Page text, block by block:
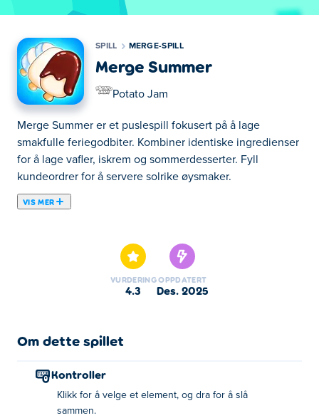
SPILL MERGE-SPILL
Merge Summer
Potato Jam
Merge Summer er et puslespill fokusert på å lage
smakfulle feriegodbiter. Kombiner identiske ingredienser
for å lage vafler, iskrem og sommerdesserter. Fyll
kundeordrer for å servere solrike øysmaker.
VIS MER
Start med en enkel vaffel, og slå deretter sammen to
vafler for å lage en enda deiligere vaffel toppet med
bananer. Jo mer du smelter sammen, jo finere blir
forfriskende kaffe. Tjen kundene dine for å tjene mynter,
og lage enda flere godbiter. Er du klar til å lage den
ultimate sommermenyen?
VURDERING
4.3
OPPDATERT
des. 2025
Om dette spillet
Kontroller
Klikk for å velge et element, og dra for å slå
sammen.